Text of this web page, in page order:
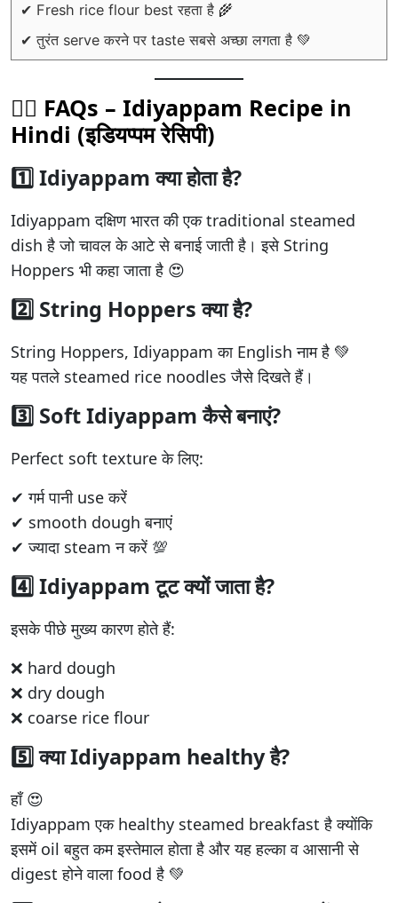
✔ Fresh rice flour best रहता है 🌾
✔ तुरंत serve करने पर taste सबसे अच्छा लगता है 💚
🙋‍♀️ FAQs – Idiyappam Recipe in
Hindi (इडियप्पम रेसिपी)
1️⃣ Idiyappam क्या होता है?
Idiyappam दक्षिण भारत की एक traditional steamed
dish है जो चावल के आटे से बनाई जाती है। इसे String
Hoppers भी कहा जाता है 😍
2️⃣ String Hoppers क्या है?
String Hoppers, Idiyappam का English नाम है 💚
यह पतले steamed rice noodles जैसे दिखते हैं।
3️⃣ Soft Idiyappam कैसे बनाएं?
Perfect soft texture के लिए:
✔ गर्म पानी use करें
✔ smooth dough बनाएं
✔ ज्यादा steam न करें 💯
4️⃣ Idiyappam टूट क्यों जाता है?
इसके पीछे मुख्य कारण होते हैं:
❌ hard dough
❌ dry dough
❌ coarse rice flour
5️⃣ क्या Idiyappam healthy है?
हाँ 😍
Idiyappam एक healthy steamed breakfast है क्योंकि
इसमें oil बहुत कम इस्तेमाल होता है और यह हल्का व आसानी से
digest होने वाला food है 💚